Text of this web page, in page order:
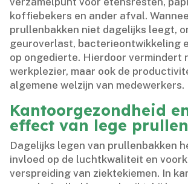
koffiebekers en ander afval.​
prullenbakken niet dagelijks leegt,
geuroverlast, bacterieontwikkeling
op ongedierte.​ Hierdoor vermindert
werkplezier, maar ook de
algemene welzijn van medewerkers.​
Kantoorgezondheid
effect van lege
Dagelijks legen van prullenbakken
invloed op de luchtkwaliteit en
verspreiding van ziektekiemen.​ In